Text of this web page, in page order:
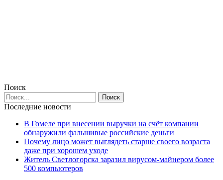
Поиск
Последние новости
В Гомеле при внесении выручки на счёт компании
обнаружили фальшивые российские деньги
Почему лицо может выглядеть старше своего возраста
даже при хорошем уходе
Житель Светлогорска заразил вирусом-майнером более
500 компьютеров